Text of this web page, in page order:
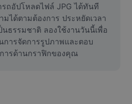
ถอัปโหลดไฟล์ JPG ได้ทันที
ได้ตามต้องการ ประหยัดเวลา
ธรรมชาติ ลองใช้งานวันนี้เพื่อ
การจัดการรูปภาพและตอบ
ารด้านกราฟิกของคุณ